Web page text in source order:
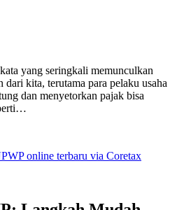
yang seringkali memunculkan
dari kita, terutama para pelaku usaha
dan menyetorkan pajak bisa